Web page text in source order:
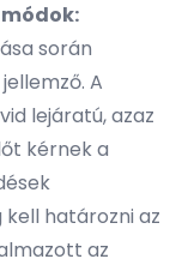
során
A
lejáratú, azaz
kérnek a
határozni az
az